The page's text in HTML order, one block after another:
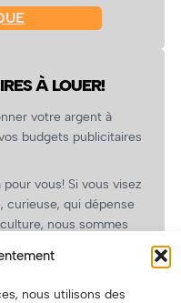
nous utilisons des
À LOUER!
votre argent à
budgets publicitaires
vous! Si vous visez
curieuse, qui dépense
culture, nous sommes